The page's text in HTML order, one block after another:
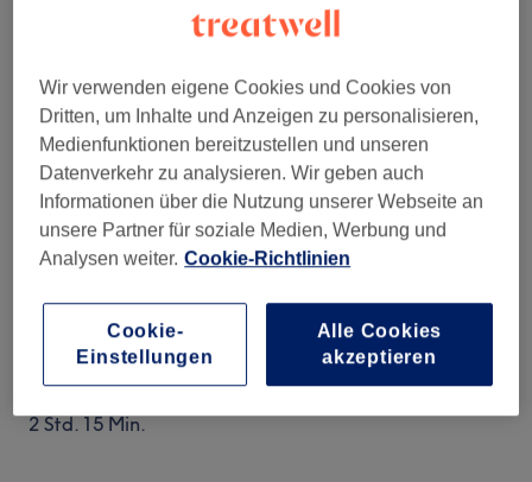
und unten
2 Std.
Lippen -Kontur/Minimal
Schattierung
2 Std. 15 Min.
550 € Auswählen
Eyliner/ Oben und unten mit
650 €
Lippen-Kontur/Mit Voll
2 Std. 15 Min.
790 €
Wir verwenden eigene Cookies und Cookies von
Dritten, um Inhalte und Anzeigen zu personalisieren,
Medienfunktionen bereitzustellen und unseren
Datenverkehr zu analysieren. Wir geben auch
Informationen über die Nutzung unserer Webseite an
unsere Partner für soziale Medien, Werbung und
Analysen weiter. Cookie-Richtlinien
Cookie-
Einstellungen
Alle Cookies
akzeptieren